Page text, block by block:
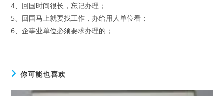
4、回国时间很长，忘记办理；
5、回国马上就要找工作，办给用人单位看；
6、企事业单位必须要求办理的；
你可能也喜欢